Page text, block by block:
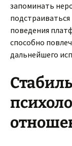
запоминать
поведения
способно
дальнейшего